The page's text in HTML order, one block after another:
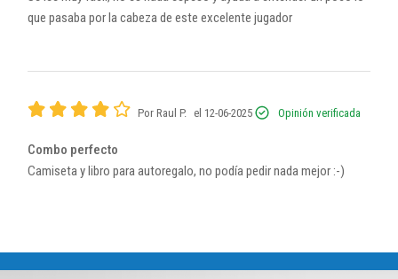
que pasaba por la cabeza de este excelente jugador
Por Raul P. el 12-06-2025 Opinión verificada
Combo perfecto
Camiseta y libro para autoregalo, no podía pedir nada mejor :-)